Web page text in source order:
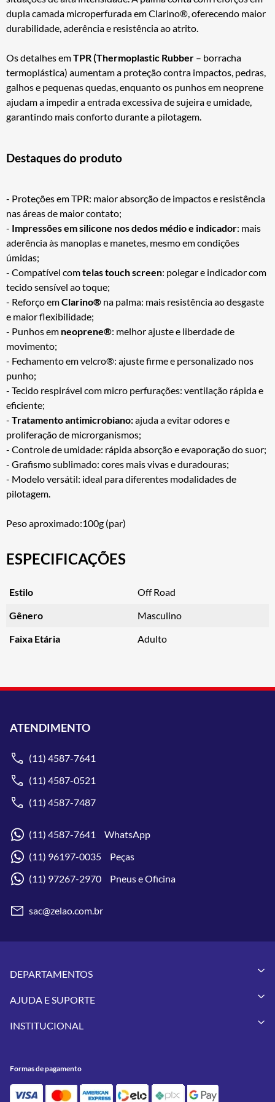
dupla camada microperfurada em Clarino®, oferecendo maior
durabilidade, aderência e resistência ao atrito.
Os detalhes emTPR (Thermoplastic Rubber – borracha
termoplástica) aumentam a proteção contra impactos, pedras,
galhos e pequenas quedas, enquanto os punhos em neoprene
ajudam a impedir a entrada excessiva de sujeira e umidade,
garantindo mais conforto durante a pilotagem.
Destaques do produto
- Proteções em TPR: maior absorção de impactos e resistência
nas áreas de maior contato;
- Impressões em silicone nos dedos médio e indicador: mais
aderência às manoplas e manetes, mesmo em condições
úmidas;
- Compatível comtelas touch screen: polegar e indicador com
tecido sensível ao toque;
- Reforço emClarino® na palma: mais resistência ao desgaste
e maior flexibilidade;
- Punhos em neoprene®: melhor ajuste e liberdade de
movimento;
- Fechamento em velcro®: ajuste firme e personalizado nos
punho;
- Tecido respirável com micro perfurações: ventilação rápida e
eficiente;
- Tratamento antimicrobiano:ajuda a evitar odores e
proliferação de microrganismos;
- Controle de umidade: rápida absorção e evaporação do suor;
- Grafismo sublimado: cores mais vivas e duradouras;
- Modelo versátil: ideal para diferentes modalidades de
pilotagem.
Peso aproximado:100g (par)
ESPECIFICAÇÕES
Estilo Off Road
Gênero Masculino
Faixa Etária Adulto
ATENDIMENTO
(11) 4587-7641
(11) 4587-0521
(11) 4587-7487
(11) 4587-7641 WhatsApp
(11) 96197-0035 Peças
(11) 97267-2970 Pneus e Oficina
sac@zelao.com.br
DEPARTAMENTOS
Vestuários
Pneus
Utilidades
Feminino
AJUDA E SUPORTE
Meus Pedidos
Política de Privacidade
INSTITUCIONAL
Contato
Formas de pagamento